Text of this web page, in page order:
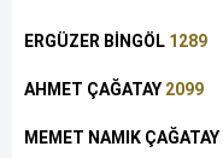
ERGÜZER BİNGÖL 1289
AHMET ÇAĞATAY 2099
MEMET NAMIK ÇAĞATAY